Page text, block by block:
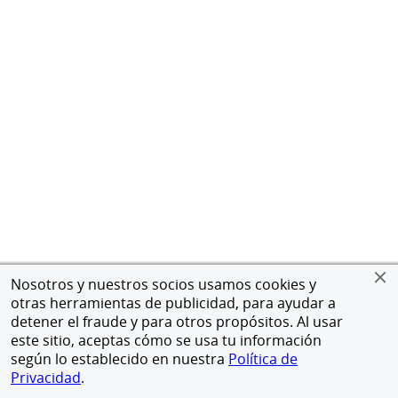
Nosotros y nuestros socios usamos cookies y
otras herramientas de publicidad, para ayudar a
detener el fraude y para otros propósitos. Al usar
este sitio, aceptas cómo se usa tu información
según lo establecido en nuestra Política de
Privacidad.